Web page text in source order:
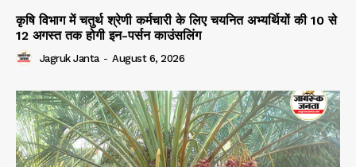
कृषि विभाग में चतुर्थ श्रेणी कर्मचारी के लिए चयनित अभ्यर्थियों की 10 से
12 अगस्त तक होगी इन-पर्सन काउंसलिंग
Jagruk Janta - August 6, 2026